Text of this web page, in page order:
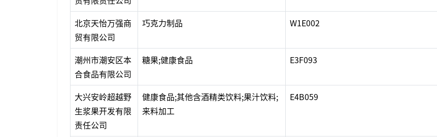
北京天怡万强商
贸有限公司
巧克力制品 W1E002
潮州市潮安区本
合食品有限公司
糖果;健康食品 E3F093
大兴安岭超越野
生浆果开发有限
责任公司
健康食品;其他含酒精类饮料;果汁饮料;
来料加工
E4B059